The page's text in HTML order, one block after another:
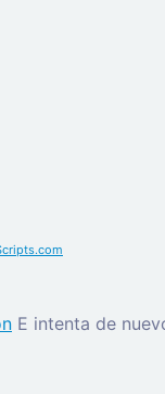
E intenta de